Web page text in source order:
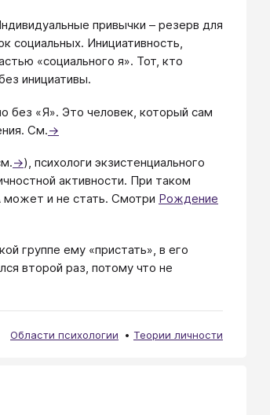
привычки – резерв для
социальных. Инициативность,
«социального я». Тот, кто
инициативы.
без «Я». Это человек, который сам
См.→
→), психологи экзистенциального
активности. При таком
может и не стать. Смотри Рождение
группе ему «пристать», в его
второй раз, потому что не
Области психологии Теории личности